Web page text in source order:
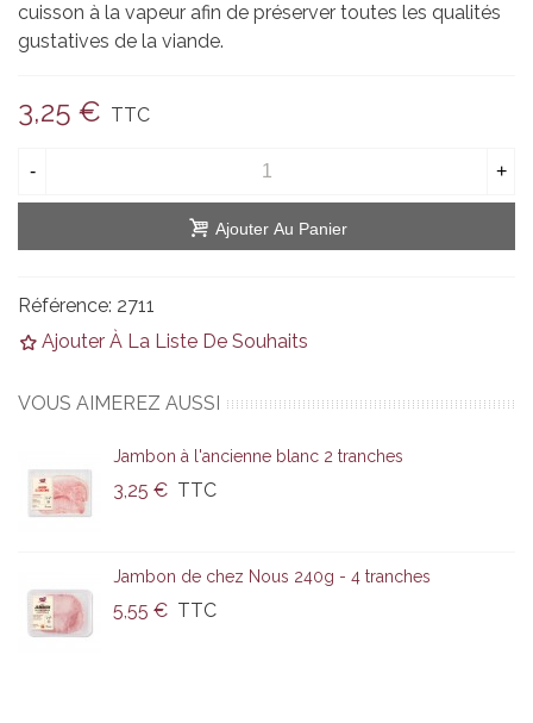
cuisson à la vapeur afin de préserver toutes les qualités
gustatives de la viande.
3,25 € TTC
- +
Ajouter Au Panier
Référence: 2711
Ajouter À La Liste De Souhaits
VOUS AIMEREZ AUSSI
Jambon à l'ancienne blanc 2 tranches
3,25 € TTC
Jambon de chez Nous 240g - 4 tranches
5,55 € TTC